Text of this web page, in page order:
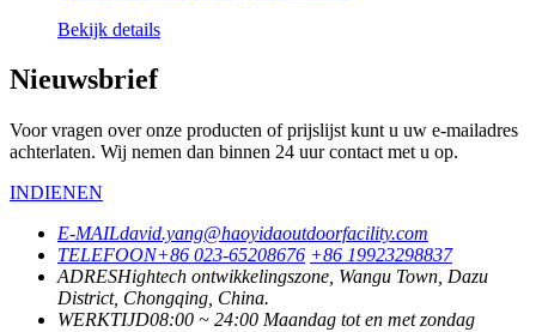
Bekijk details
Nieuwsbrief
Voor vragen over onze producten of prijslijst kunt u uw e-mailadres
achterlaten. Wij nemen dan binnen 24 uur contact met u op.
INDIENEN
E-MAILdavid.yang@haoyidaoutdoorfacility.com
TELEFOON+86 023-65208676 +86 19923298837
ADRESHightech ontwikkelingszone, Wangu Town, Dazu
District, Chongqing, China.
WERKTIJD08:00 ~ 24:00 Maandag tot en met zondag